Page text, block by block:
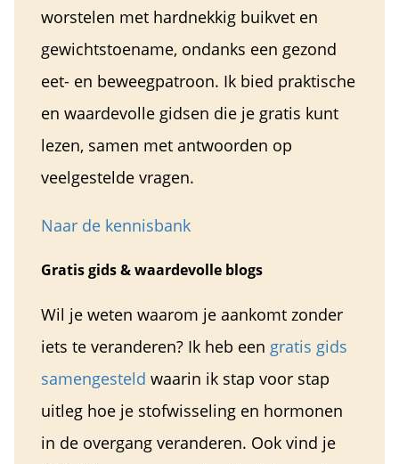
worstelen met hardnekkig buikvet en
gewichtstoename, ondanks een gezond
eet- en beweegpatroon. Ik bied praktische
en waardevolle gidsen die je gratis kunt
lezen, samen met antwoorden op
veelgestelde vragen.
Naar de kennisbank
Gratis gids & waardevolle blogs
Wil je weten waarom je aankomt zonder
iets te veranderen? Ik heb een gratis gids
samengesteld waarin ik stap voor stap
uitleg hoe je stofwisseling en hormonen
in de overgang veranderen. Ook vind je